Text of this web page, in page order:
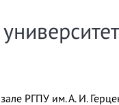
РГПУ им. А. И.